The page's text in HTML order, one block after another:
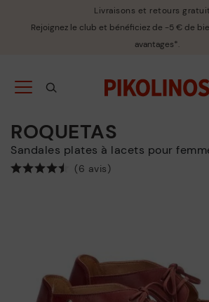
Livraisons et retours
Rejoignez le club et bénéficiez de -5 € de
avantages*.
ROQUETAS
Sandales plates à lacets pour
(6 avis)